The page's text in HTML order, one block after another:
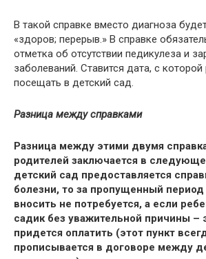
В такой справке вместо диагноза
«здоров; перерыв.» В справке
отметка об отсутствии педикулеза и
заболеваний. Ставится дата, с
посещать в детский сад.
Разница между справками
Разница между этими двумя
родителей заключается в
детский сад предоставляется
болезни, то за пропущенный период
вносить не потребуется, а если
садик без уважительной причины –
придется оплатить (этот пункт
прописывается в договоре между